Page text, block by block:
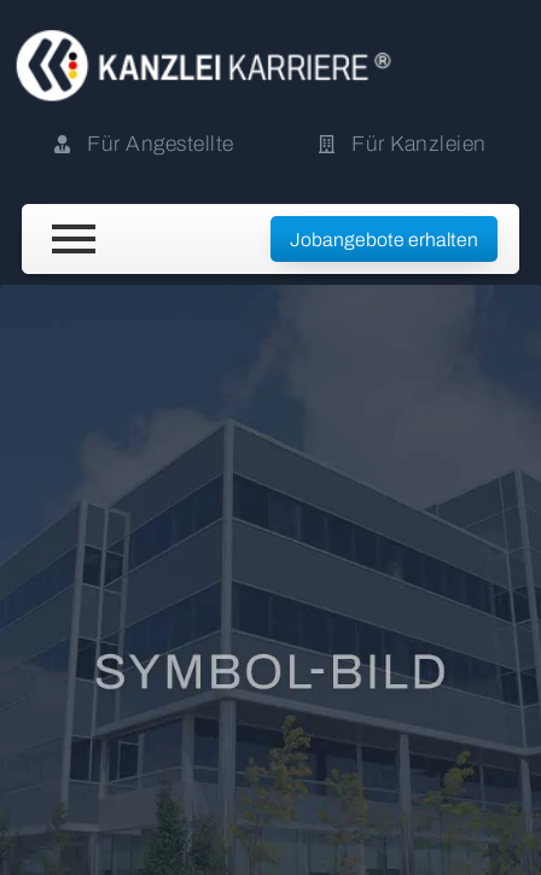
Für Angestellte Für Kanzleien
Jobangebote erhalten